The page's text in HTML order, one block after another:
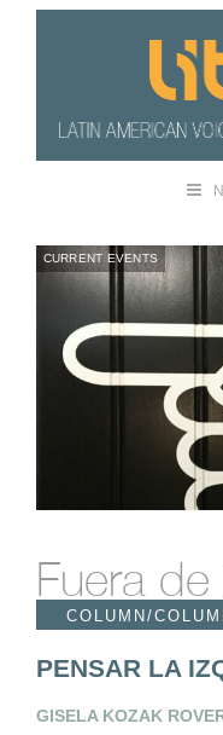
CURRENT EVENTS
Fuera de
COLUMN/
PENSAR LA
GISELA KOZAK